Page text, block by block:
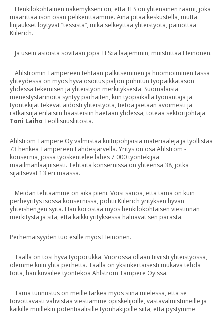
− Henkilökohtainen näkemykseni on, että TES on yhtenäinen raami, joka
määrittää ison osan pelikenttäämme. Aina pitää keskustella, mutta
linjaukset löytyvät ”tessistä”, mikä selkeyttää yhteistyötä, painottaa
Kiilerich.
− Ja usein asioista sovitaan jopa TES:iä laajemmin, muistuttaa Heinonen.
− Ahlstromin Tampereen tehtaan palkitseminen ja huomioiminen tässä
yhteydessä on myös hyvä osoitus paljon puhutun työpaikkatason
yhdessä tekemisen ja yhteistyön merkityksestä. Suomalaisia
menestystarinoita syntyy parhaiten, kun työpaikalla työnantaja ja
työntekijät tekevät aidosti yhteistyötä, tietoa jaetaan avoimesti ja
ratkaisuja erilaisiin haasteisiin haetaan yhdessä, toteaa sektorijohtaja
Toni Laiho Teollisuusliitosta.
Ahlstrom Tampere Oy valmistaa kuitupohjaisia materiaaleja ja työllistää
73 henkeä Tampereen Lahdesjärvellä. Yritys on osa Ahlstrom -
konsernia, jossa työskentelee lähes 7 000 työntekijää
maailmanlaajuisesti. Tehtaita konsernissa on yhteensä 38, jotka
sijaitsevat 13 eri maassa.
− Meidän tehtaamme on aika pieni. Voisi sanoa, että tämä on kuin
perheyritys isossa konsernissa, pohtii Kiilerich yrityksen hyvän
yhteishengen syitä. Hän korostaa myös henkilökohtaisen viestinnän
merkitystä ja sitä, että kaikki yrityksessä haluavat sen parasta.
Perhemäisyyden tuo esille myös Heinonen.
− Täällä on tosi hyvä työporukka. Vuorossa ollaan tiiviisti yhteistyössä,
olemme kuin yhtä perhettä. Täällä on yksinkertaisesti mukava tehdä
töitä, hän kuvailee työntekoa Ahlstrom Tampere Oy:ssä.
− Tämä tunnustus on meille tärkeä myös siinä mielessä, että se
toivottavasti vahvistaa viestiämme opiskelijoille, vastavalmistuneille ja
kaikille muillekin potentiaalisille työnhakijoille siitä, että pystymme